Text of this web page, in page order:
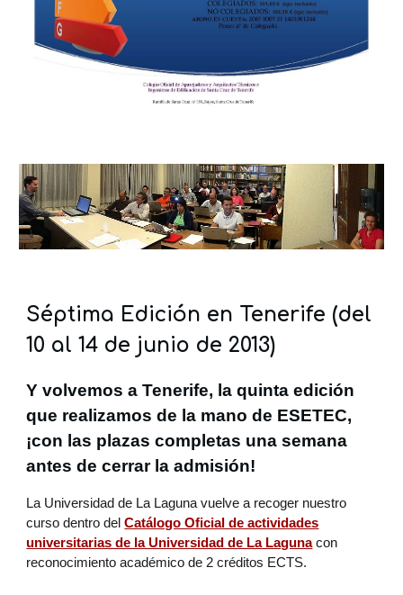
Séptima Edición en Tenerife (del
10 al 14 de junio de 2013)
Y volvemos a Tenerife, la quinta edición
que realizamos de la mano de ESETEC,
¡con las plazas completas una semana
antes de cerrar la admisión!
La Universidad de La Laguna vuelve a recoger nuestro
curso dentro delCatálogo Oficial de actividades
universitarias de la Universidad de La Lagunacon
reconocimiento académico de 2 créditos ECTS.